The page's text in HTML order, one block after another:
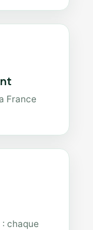
France
chaque